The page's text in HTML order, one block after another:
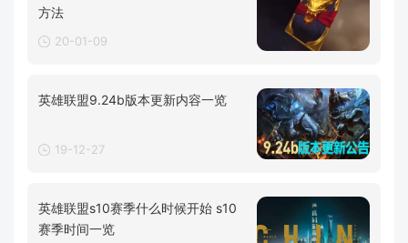
方法
20-01-09
英雄联盟9.24b版本更新内容一览
19-12-27
英雄联盟s10赛季什么时候开始 s10
赛季时间一览